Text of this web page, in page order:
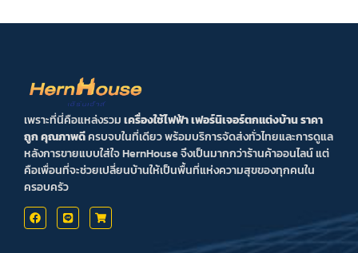
เพราะที่นี่คือแหล่งรวมเครื่องใช้ไฟฟ้า เฟอร์นิเจอร์ตกแต่งบ้าน ราคา
ถูก คุณภาพดีครบจบในที่เดียว พร้อมบริการจัดส่งทั่วไทยและการดูแล
หลังการขายแบบใส่ใจ HernHouse จึงเป็นมากกว่าร้านค้าออนไลน์ แต่
คือเพื่อนที่จะช่วยเปลี่ยนบ้านให้เป็นพื้นที่แห่งความสุขของทุกคนใน
ครอบครัว